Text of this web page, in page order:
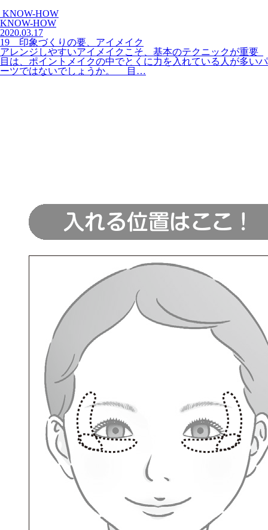
KNOW-HOW
KNOW-HOW
2020.03.17
19 印象づくりの要、アイメイク
アレンジしやすいアイメイクこそ、基本のテクニックが重要
目は、ポイントメイクの中でとくに力を入れている人が多いパ
ーツではないでしょうか。 目…